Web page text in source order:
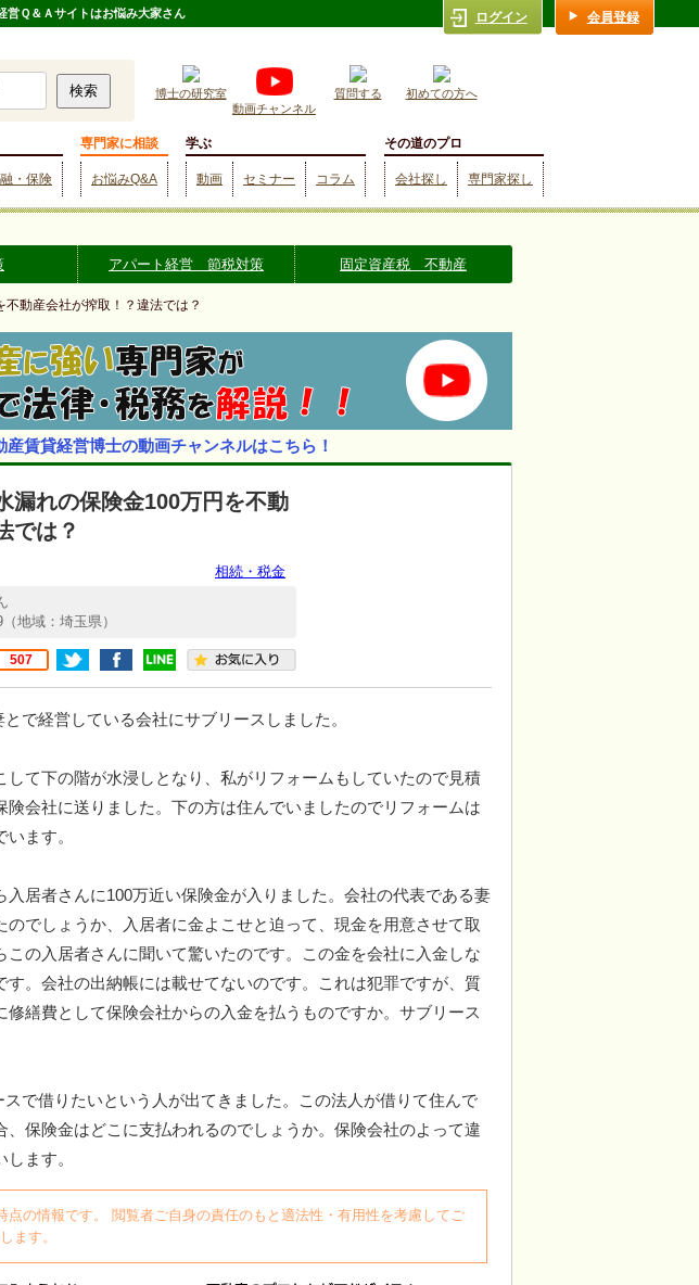
営Ｑ＆Ａサイトはお悩み大家さん
博士の研究室
動画チャンネル
質問する 初めての方へ
・保険
専門家に相談
お悩みQ&A
学ぶ
動画 セミナー コラム
その道のプロ
会社探し 専門家探し
ログイン 会員登録
アパート経営 節税対策 固定資産税 不動産
動産会社が搾取！？違法では？
賃貸経営博士の動画チャンネルはこちら！
漏れの保険金100万円を不動
では？
相続・税金
地域：埼玉県）
507
で経営している会社にサブリースしました。
して下の階が水浸しとなり、私がリフォームもしていたので見積
険会社に送りました。下の方は住んでいましたのでリフォームは
ます。
入居者さんに100万近い保険金が入りました。会社の代表である妻
のでしょうか、入居者に金よこせと迫って、現金を用意させて取
この入居者さんに聞いて驚いたのです。この金を会社に入金しな
す。会社の出納帳には載せてないのです。これは犯罪ですが、質
修繕費として保険会社からの入金を払うものですか。サブリース
で借りたいという人が出てきました。この法人が借りて住んで
、保険金はどこに支払われるのでしょうか。保険会社のよって違
ます。
点の情報です。 閲覧者ご自身の責任のもと適法性・有用性を考慮してご
ます。